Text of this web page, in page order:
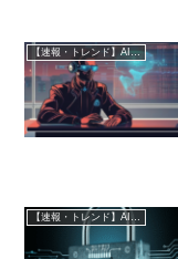
【速報・トレンド】AI仕事術と最新活用ニュース